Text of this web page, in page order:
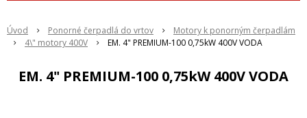
Úvod Ponorné čerpadlá do vrtov
Motory k ponorným čerpadlám
4\" motory 400V
EM. 4" PREMIUM-100 0,75kW 400V VODA
EM. 4" PREMIUM-100 0,75kW 400V VODA